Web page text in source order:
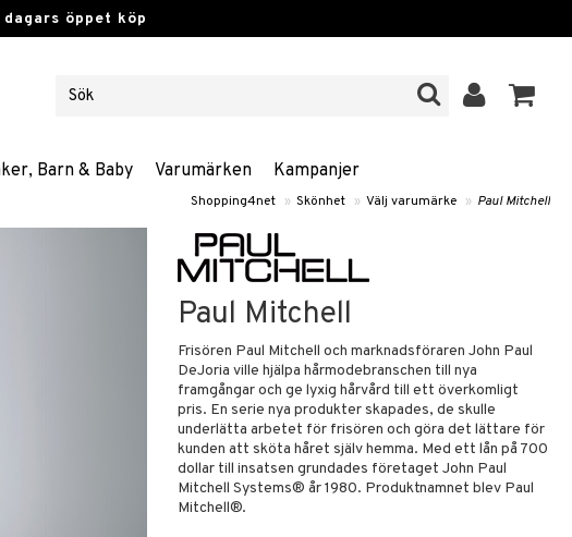
dagars öppet köp
Barn & Baby Varumärken Kampanjer
Shopping4net » Skönhet » Välj varumärke » Paul Mitchell
Paul Mitchell
Frisören Paul Mitchell och marknadsföraren John Paul
DeJoria ville hjälpa hårmodebranschen till nya
framgångar och ge lyxig hårvård till ett överkomligt
pris. En serie nya produkter skapades, de skulle
underlätta arbetet för frisören och göra det lättare för
kunden att sköta håret själv hemma. Med ett lån på 700
dollar till insatsen grundades företaget John Paul
Mitchell Systems® år 1980. Produktnamnet blev Paul
Mitchell®.